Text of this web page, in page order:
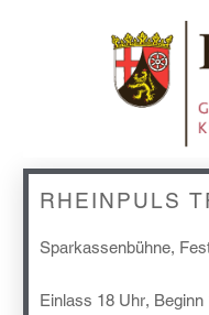
RHEINPULS
Sparkassenbühne,
Einlass 18 Uhr, Beginn